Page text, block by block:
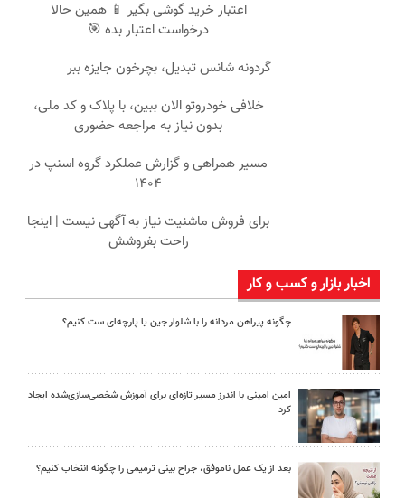
اعتبار خرید گوشی بگیر 📱 همین حالا
درخواست اعتبار بده 🎯
گردونه شانس تبدیل، بچرخون جایزه ببر
خلافی خودروتو الان ببین، با پلاک و کد ملی،
بدون نیاز به مراجعه حضوری
مسیر همراهی و گزارش عملکرد گروه اسنپ در
۱۴۰۴
برای فروش ماشنیت نیاز به آگهی نیست | اینجا
راحت بفروشش
اخبار بازار و کسب و کار
چگونه پیراهن مردانه را با شلوار جین یا پارچه‌ای ست کنیم؟
امین امینی با اندرز مسیر تازه‌ای برای آموزش شخصی‌سازی‌شده ایجاد
کرد
بعد از یک عمل ناموفق، جراح بینی ترمیمی را چگونه انتخاب کنیم؟